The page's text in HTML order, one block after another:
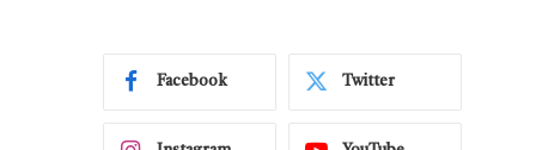
Facebook Twitter